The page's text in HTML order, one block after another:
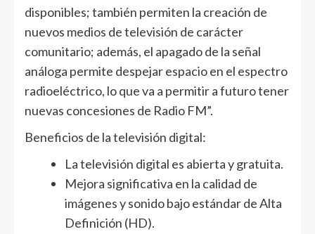
disponibles; también permiten la creación de
nuevos medios de televisión de carácter
comunitario; además, el apagado de la señal
análoga permite despejar espacio en el espectro
radioeléctrico, lo que va a permitir a futuro tener
nuevas concesiones de Radio FM”.
Beneficios de la televisión digital:
La televisión digital es abierta y gratuita.
Mejora significativa en la calidad de
imágenes y sonido bajo estándar de Alta
Definición (HD).